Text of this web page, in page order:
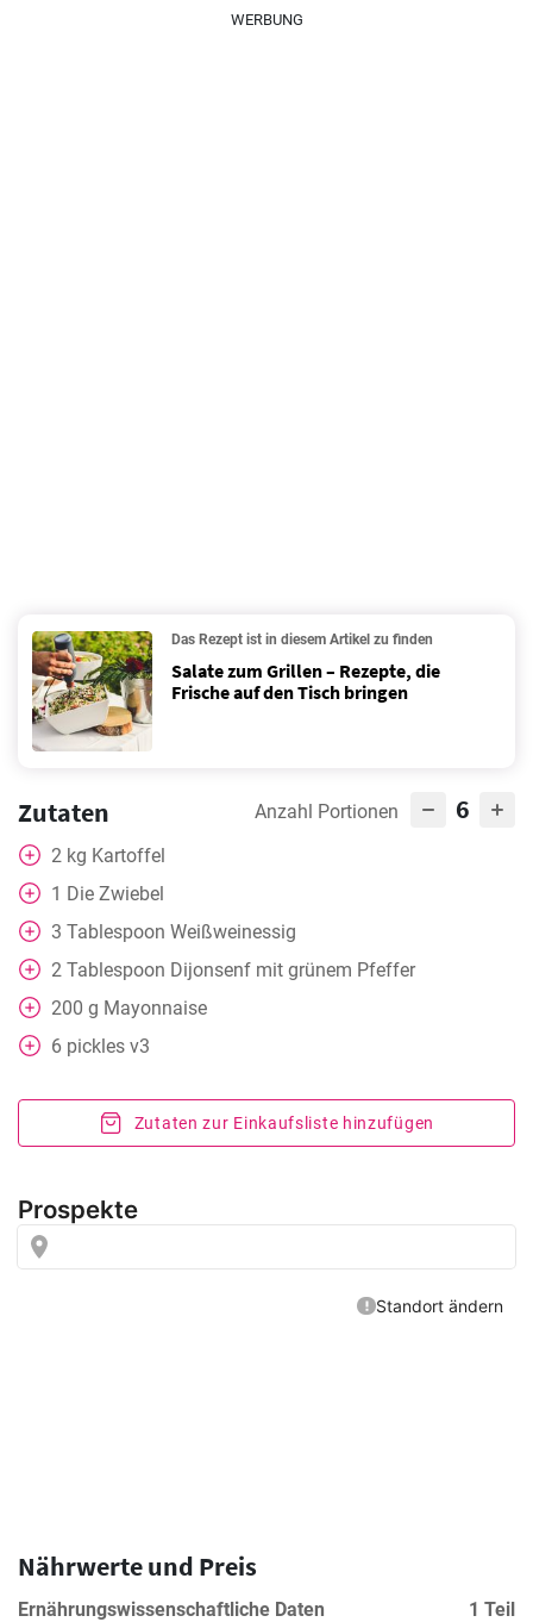
WERBUNG
Das Rezept ist in diesem Artikel zu finden
Salate zum Grillen – Rezepte, die
Frische auf den Tisch bringen
Zutaten Anzahl Portionen 6
2 kg Kartoffel
1 Die Zwiebel
3 Tablespoon Weißweinessig
2 Tablespoon Dijonsenf mit grünem Pfeffer
200 g Mayonnaise
6 pickles v3
Zutaten zur Einkaufsliste hinzufügen
Nährwerte und Preis
Ernährungswissenschaftliche Daten
1 Teil